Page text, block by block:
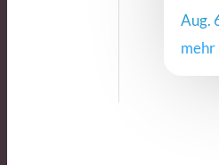
Aug.
mehr